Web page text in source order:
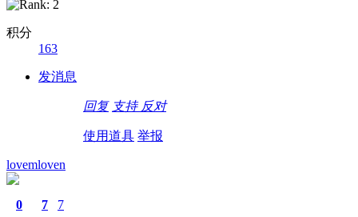
积分
163
发消息
回复 支持 反对
使用道具 举报
lovemloven
0 7 7